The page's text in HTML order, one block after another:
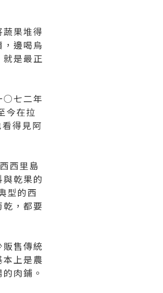
果堆得
邊喝烏
是最正
○七二年
今在拉
得見阿
西里島
乾果的
型的西
，都要
售傳統
上是農
肉鋪。